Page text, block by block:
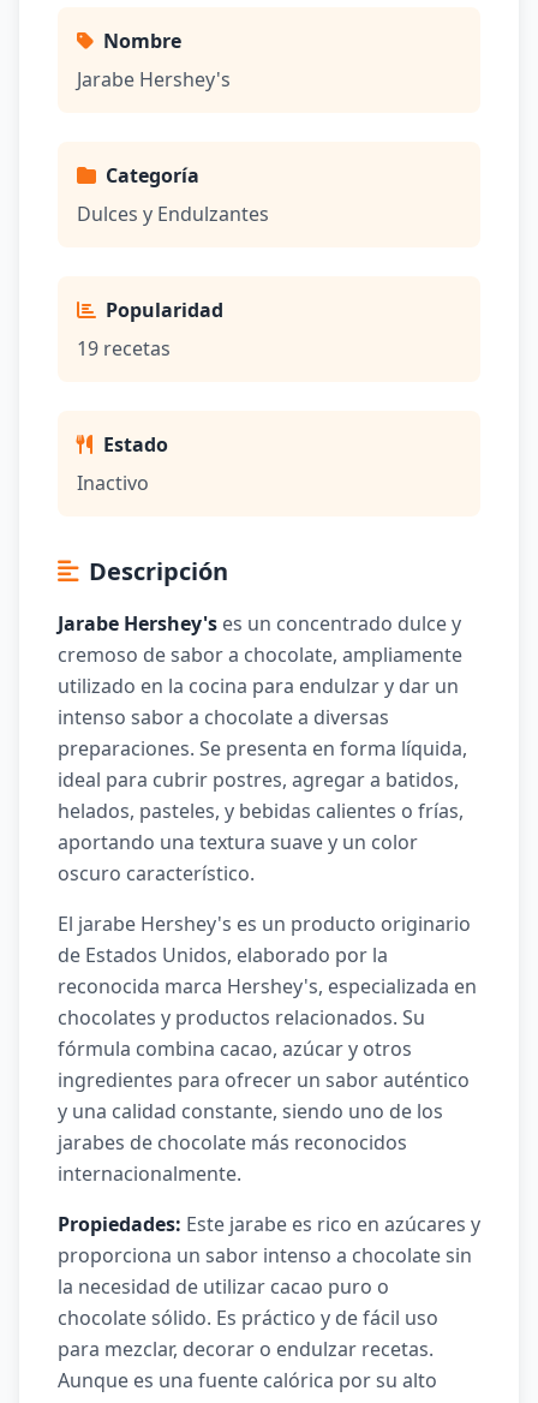
Nombre
Jarabe Hershey's
Categoría
Dulces y Endulzantes
Popularidad
19 recetas
Estado
Inactivo
Descripción
Jarabe Hershey's es un concentrado dulce y
cremoso de sabor a chocolate, ampliamente
utilizado en la cocina para endulzar y dar un
intenso sabor a chocolate a diversas
preparaciones. Se presenta en forma líquida,
ideal para cubrir postres, agregar a batidos,
helados, pasteles, y bebidas calientes o frías,
aportando una textura suave y un color
oscuro característico.
El jarabe Hershey's es un producto originario
de Estados Unidos, elaborado por la
reconocida marca Hershey's, especializada en
chocolates y productos relacionados. Su
fórmula combina cacao, azúcar y otros
ingredientes para ofrecer un sabor auténtico
y una calidad constante, siendo uno de los
jarabes de chocolate más reconocidos
internacionalmente.
Propiedades: Este jarabe es rico en azúcares y
proporciona un sabor intenso a chocolate sin
la necesidad de utilizar cacao puro o
chocolate sólido. Es práctico y de fácil uso
para mezclar, decorar o endulzar recetas.
Aunque es una fuente calórica por su alto